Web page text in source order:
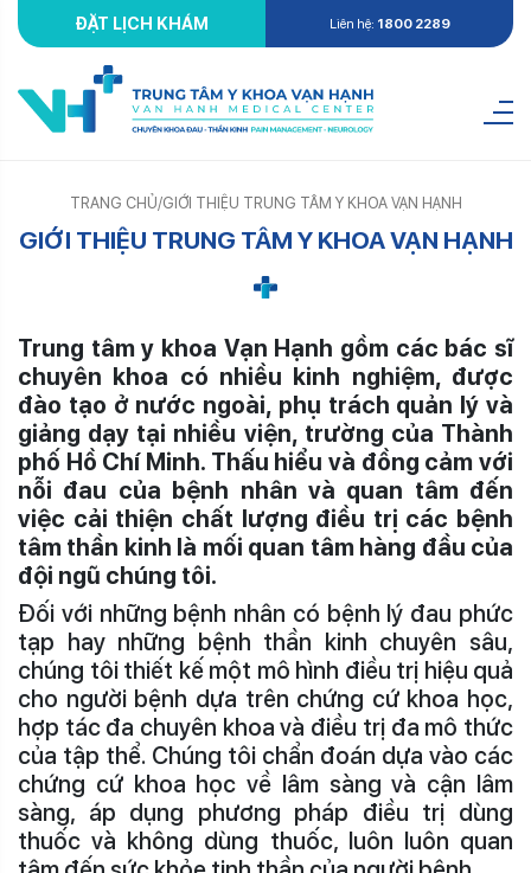
ĐẶT LỊCH KHÁM Liên hệ: 1800 2289
TRANG CHỦ/GIỚI THIỆU TRUNG TÂM Y KHOA VẠN HẠNH
GIỚI THIỆU TRUNG TÂM Y KHOA VẠN HẠNH
Trung tâm y khoa Vạn Hạnh gồm các bác sĩ
chuyên khoa có nhiều kinh nghiệm, được
đào tạo ở nước ngoài, phụ trách quản lý và
giảng dạy tại nhiều viện, trường của Thành
phố Hồ Chí Minh. Thấu hiểu và đồng cảm với
nỗi đau của bệnh nhân và quan tâm đến
việc cải thiện chất lượng điều trị các bệnh
tâm thần kinh là mối quan tâm hàng đầu của
đội ngũ chúng tôi.
Đối với những bệnh nhân có bệnh lý đau phức
tạp hay những bệnh thần kinh chuyên sâu,
chúng tôi thiết kế một mô hình điều trị hiệu quả
cho người bệnh dựa trên chứng cứ khoa học,
hợp tác đa chuyên khoa và điều trị đa mô thức
của tập thể. Chúng tôi chẩn đoán dựa vào các
chứng cứ khoa học về lâm sàng và cận lâm
sàng, áp dụng phương pháp điều trị dùng
thuốc và không dùng thuốc, luôn luôn quan